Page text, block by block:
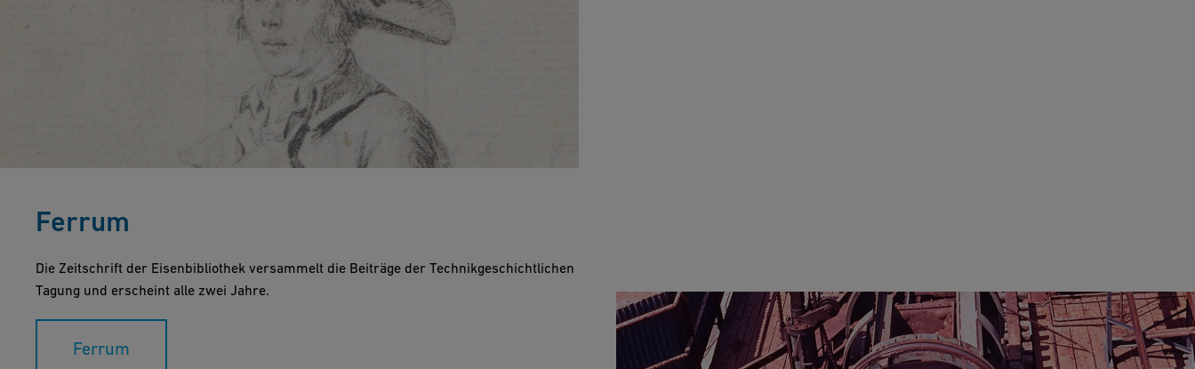
Ferrum
Die Zeitschrift der Eisenbibliothek versammelt die Beiträge der Technikgeschichtlichen
Tagung und erscheint alle zwei Jahre.
Ferrum